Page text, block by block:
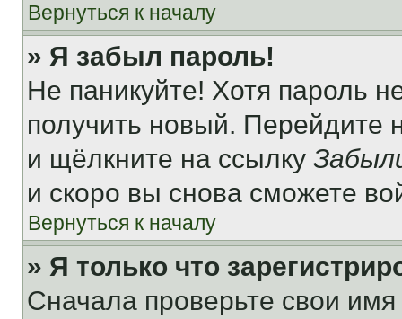
Вернуться к началу
» Я забыл пароль!
Не паникуйте! Хотя пароль
получить новый. Перейдите
и щёлкните на ссылку
и скоро вы снова сможете
Вернуться к началу
» Я только что
Сначала проверьте свои